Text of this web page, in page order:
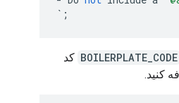
` ;
BOILERPLATE_CODE کد
کنید.